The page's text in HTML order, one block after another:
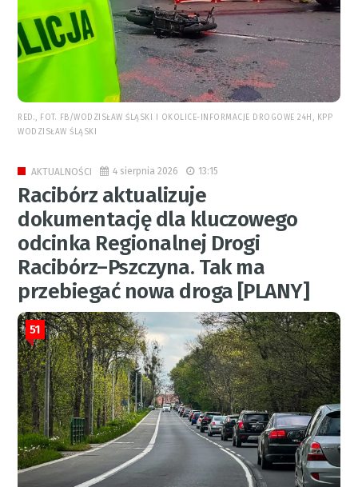
RED., FOT. FB/WODZISŁAW ŚLĄSKI I OKOLICE-INFORMACJE DROGOWE 24H, KPP
WODZISŁAW ŚLĄSKI
AKTUALNOŚCI 4 sierpnia 2026 13:15
Racibórz aktualizuje
dokumentację dla kluczowego
odcinka Regionalnej Drogi
Racibórz–Pszczyna. Tak ma
przebiegać nowa droga [PLANY]
51